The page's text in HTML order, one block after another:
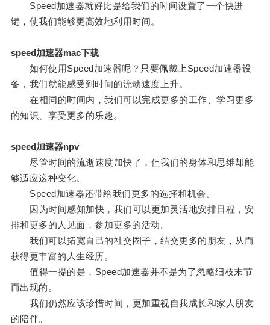
Speed加速器就好比是给我们的时间设置了一个快进
键，使我们能够更高效地利用时间。
speed加速器mac下载
如何使用Speed加速器呢？只要佩戴上Speed加速器设
备，我们就能感受到时间的流动速度上升。
在相同的时间内，我们可以完成更多的工作、学习更多
的知识、享受更多的乐趣。
speed加速器npv
尽管时间的流逝速度加快了，但我们的身体和思维却能
够适应这种变化。
Speed加速器还带给我们更多的选择和机会。
因为时间感知加快，我们可以更加灵活地安排日程，安
排和更多的人见面，参加更多的活动。
我们可以拓宽自己的社交圈子，结交更多的朋友，从而
获得更丰富的人生经历。
值得一提的是，Speed加速器并不是为了忽略细枝末节
而出现的。
我们仍然应该珍惜时间，更加重视自我成长和家人朋友
的陪伴。